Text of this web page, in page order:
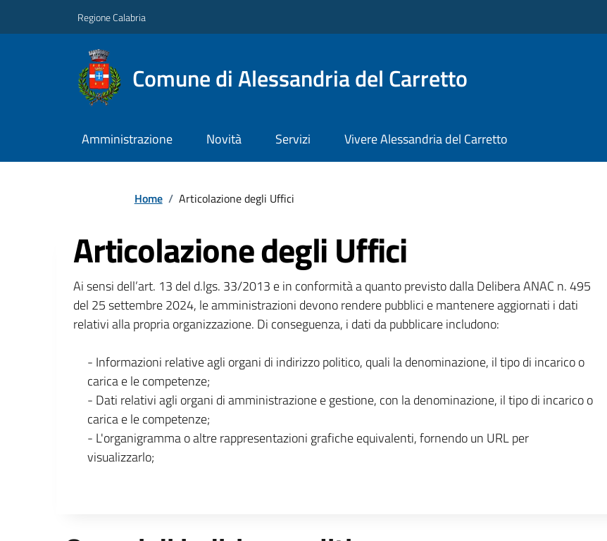
Regione Calabria
Comune di Alessandria del Carretto
Amministrazione Novità Servizi Vivere Alessandria del Carretto
Home / Articolazione degli Uffici
Articolazione degli Uffici
Ai sensi dell’art. 13 del d.lgs. 33/2013 e in conformità a quanto previsto dalla Delibera ANAC n. 495
del 25 settembre 2024, le amministrazioni devono rendere pubblici e mantenere aggiornati i dati
relativi alla propria organizzazione. Di conseguenza, i dati da pubblicare includono:
- Informazioni relative agli organi di indirizzo politico, quali la denominazione, il tipo di incarico o
carica e le competenze;
- Dati relativi agli organi di amministrazione e gestione, con la denominazione, il tipo di incarico o
carica e le competenze;
- L'organigramma o altre rappresentazioni grafiche equivalenti, fornendo un URL per
visualizzarlo;